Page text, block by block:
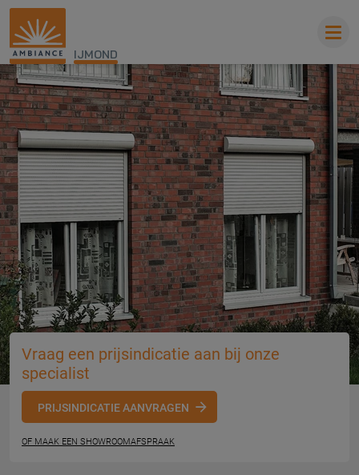
IJMOND
Vraag een prijsindicatie aan bij onze
specialist
PRIJSINDICATIE AANVRAGEN
OF MAAK EEN SHOWROOMAFSPRAAK